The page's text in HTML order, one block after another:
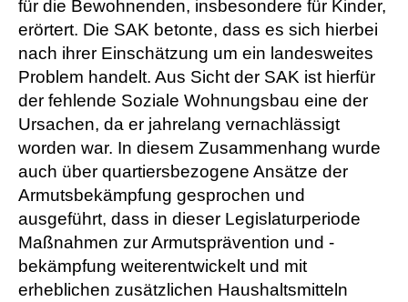
für die Bewohnenden, insbesondere für Kinder,
erörtert. Die SAK betonte, dass es sich hierbei
nach ihrer Einschätzung um ein landesweites
Problem handelt. Aus Sicht der SAK ist hierfür
der fehlende Soziale Wohnungsbau eine der
Ursachen, da er jahrelang vernachlässigt
worden war. In diesem Zusammenhang wurde
auch über quartiersbezogene Ansätze der
Armutsbekämpfung gesprochen und
ausgeführt, dass in dieser Legislaturperiode
Maßnahmen zur Armutsprävention und -
bekämpfung weiterentwickelt und mit
erheblichen zusätzlichen Haushaltsmitteln